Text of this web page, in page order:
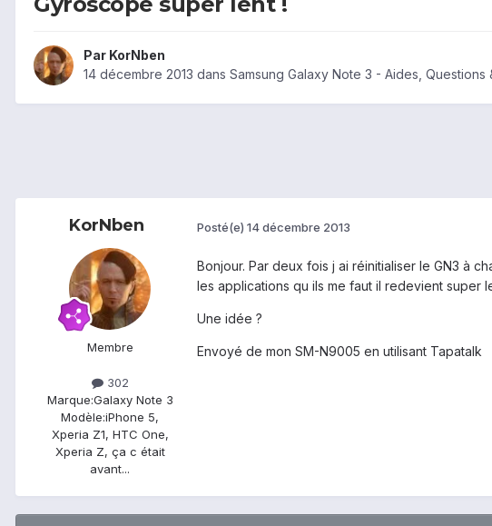
Par KorNben
14 décembre 2013 dans Samsung Galaxy Note 3 - Aides, Questions
KorNben
Membre
302
Marque:Galaxy Note 3
Modèle:iPhone 5,
Xperia Z1, HTC One,
Xperia Z, ça c était
avant...
Posté(e) 14 décembre 2013
Bonjour. Par deux fois j ai réinitialiser le GN3 à
les applications qu ils me faut il redevient super
Une idée ?
Envoyé de mon SM-N9005 en utilisant Tapatalk